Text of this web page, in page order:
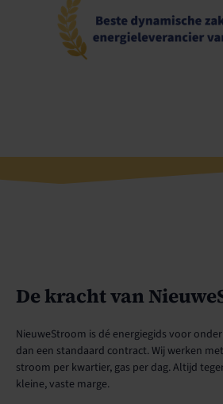
De kracht van
NieuweStroom is dé energiegids voor
dan een standaard contract. Wij werken
stroom per kwartier, gas per dag. Altijd
kleine, vaste marge.